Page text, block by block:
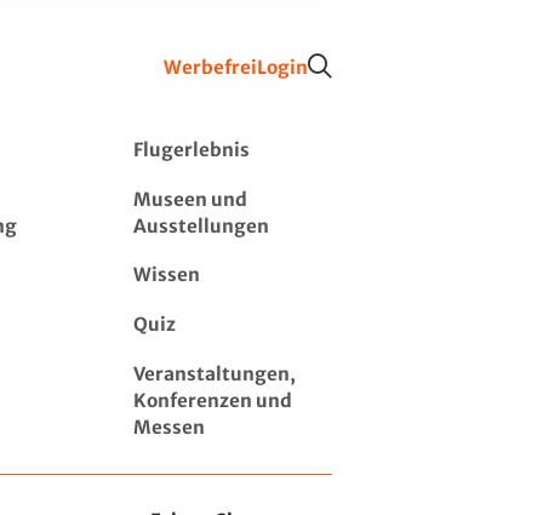
WerbefreiLogin
Flugerlebnis
Museen und
Ausstellungen
Wissen
Quiz
Veranstaltungen,
Konferenzen und
Messen